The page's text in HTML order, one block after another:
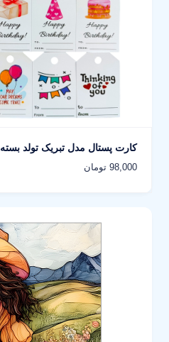
کارت پستال مدل تبریک تولد بسته ۲۰ عددی
98,000 تومان